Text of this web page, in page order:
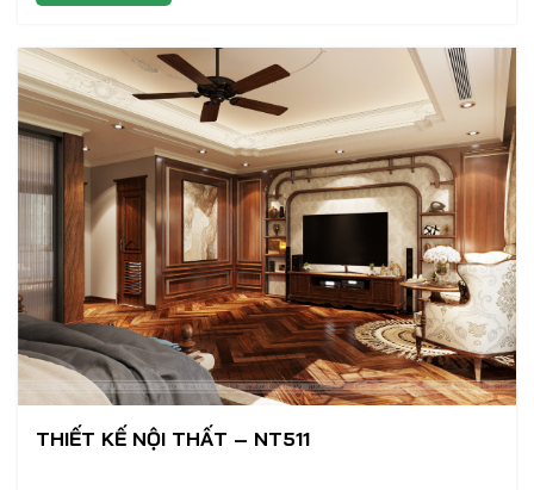
THIẾT KẾ NỘI THẤT – NT511